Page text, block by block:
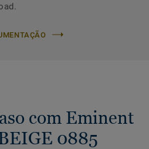
com Eminent
0885